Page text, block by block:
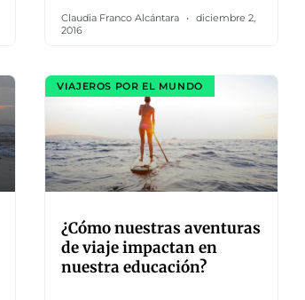
Claudia Franco Alcántara
diciembre 2,
2016
VIAJEROS POR EL MUNDO
¿Cómo nuestras aventuras
de viaje impactan en
nuestra educación?